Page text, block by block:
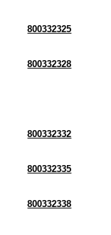
800332325
800332328
800332332
800332335
800332338